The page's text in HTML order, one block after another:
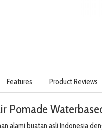
Features Product Reviews
Pomade
alami buatan asli Indonesia